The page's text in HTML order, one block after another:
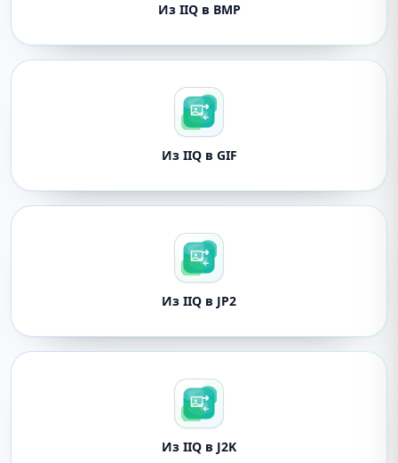
Из IIQ в BMP
Из IIQ в GIF
Из IIQ в JP2
Из IIQ в J2K